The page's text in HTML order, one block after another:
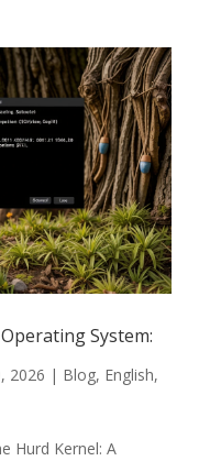
System:
2026 | Blog, English,
Hurd Kernel: A